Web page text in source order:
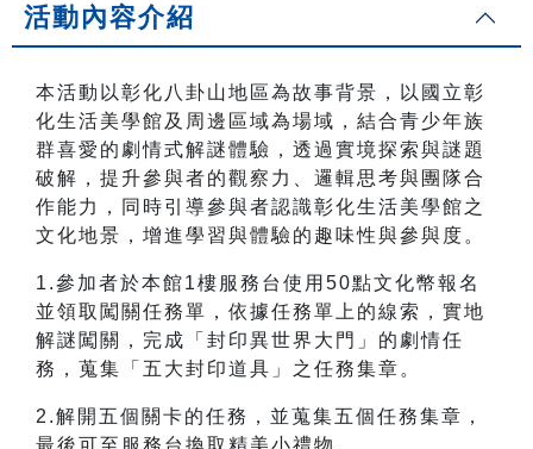
活動內容介紹
本活動以彰化八卦山地區為故事背景，以國立彰
化生活美學館及周邊區域為場域，結合青少年族
群喜愛的劇情式解謎體驗，透過實境探索與謎題
破解，提升參與者的觀察力、邏輯思考與團隊合
作能力，同時引導參與者認識彰化生活美學館之
文化地景，增進學習與體驗的趣味性與參與度。
1.參加者於本館1樓服務台使用50點文化幣報名
並領取闖關任務單，依據任務單上的線索，實地
解謎闖關，完成「封印異世界大門」的劇情任
務，蒐集「五大封印道具」之任務集章。
2.解開五個關卡的任務，並蒐集五個任務集章，
最後可至服務台換取精美小禮物。